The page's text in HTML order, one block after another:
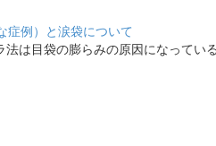
症例）と涙袋について
は目袋の膨らみの原因になって